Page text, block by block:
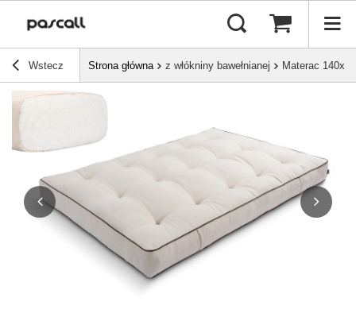
Wstecz Strona główna z włókniny bawełnianej Materac